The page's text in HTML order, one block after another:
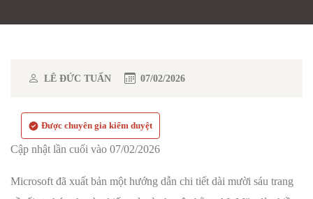
LÊ ĐỨC TUẤN 07/02/2026
Được chuyên gia kiểm duyệt
Cập nhật lần cuối vào 07/02/2026
Microsoft đã xuất bản một hướng dẫn chi tiết dài mười sáu trang